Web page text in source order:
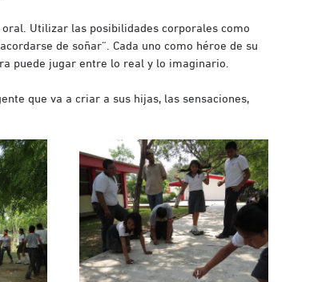
Utilizar las posibilidades corporales como
de soñar“. Cada uno como héroe de su
puede jugar entre lo real y lo imaginario.
que va a criar a sus hijas, las sensaciones,